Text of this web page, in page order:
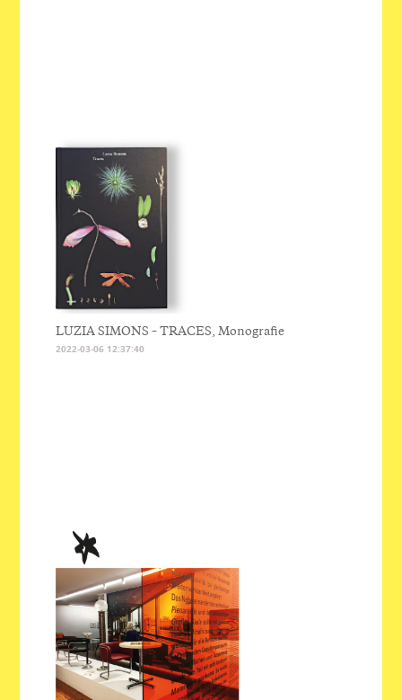
LUZIA SIMONS – TRACES, Monografie
2022-03-06 12:37:40